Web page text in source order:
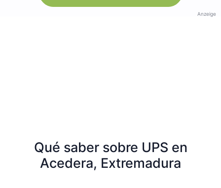
Anzeige
Qué saber sobre UPS en
Acedera, Extremadura